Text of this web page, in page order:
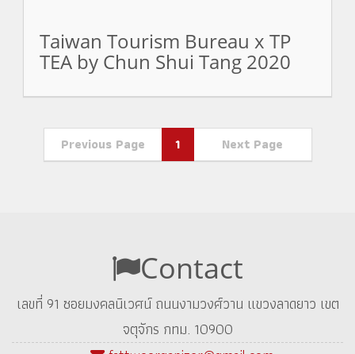
Taiwan Tourism Bureau x TP
TEA by Chun Shui Tang 2020
Previous Page 1 Next Page
Contact
เลขที่ 91 ซอยมงคลนิเวศน์ ถนนงามวงศ์วาน แขวงลาดยาว เขต
จตุจักร กทม. 10900